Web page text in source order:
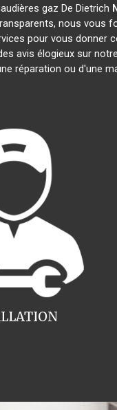
gaz De Dietrich
nous vous
pour vous donner
avis élogieux sur
réparation ou d'une